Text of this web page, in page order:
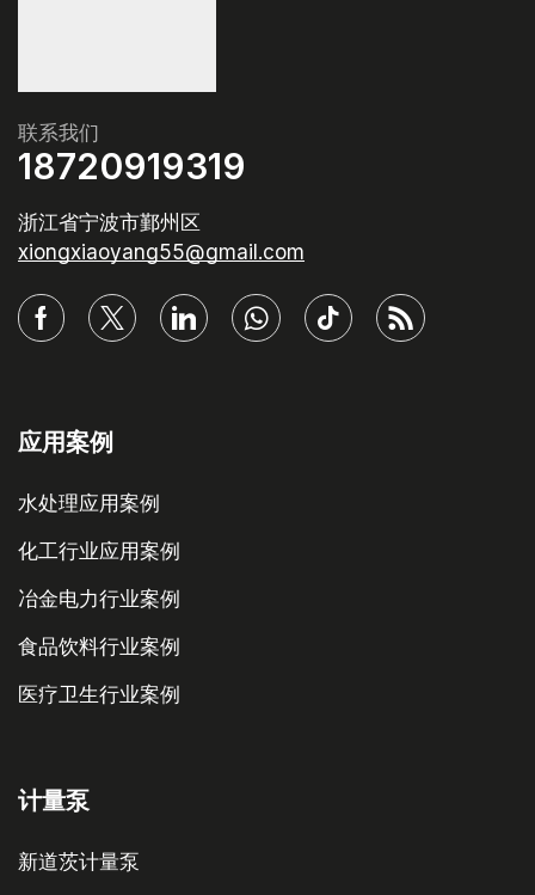
联系我们
18720919319
浙江省宁波市鄞州区
xiongxiaoyang55@gmail.com
应用案例
水处理应用案例
化工行业应用案例
冶金电力行业案例
食品饮料行业案例
医疗卫生行业案例
计量泵
新道茨计量泵